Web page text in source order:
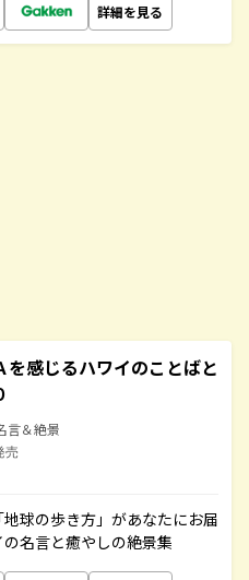
詳細を見る
を感じるハワイのことばと
言＆絶景
売
球の歩き方」があなたにお届
名言と癒やしの絶景集